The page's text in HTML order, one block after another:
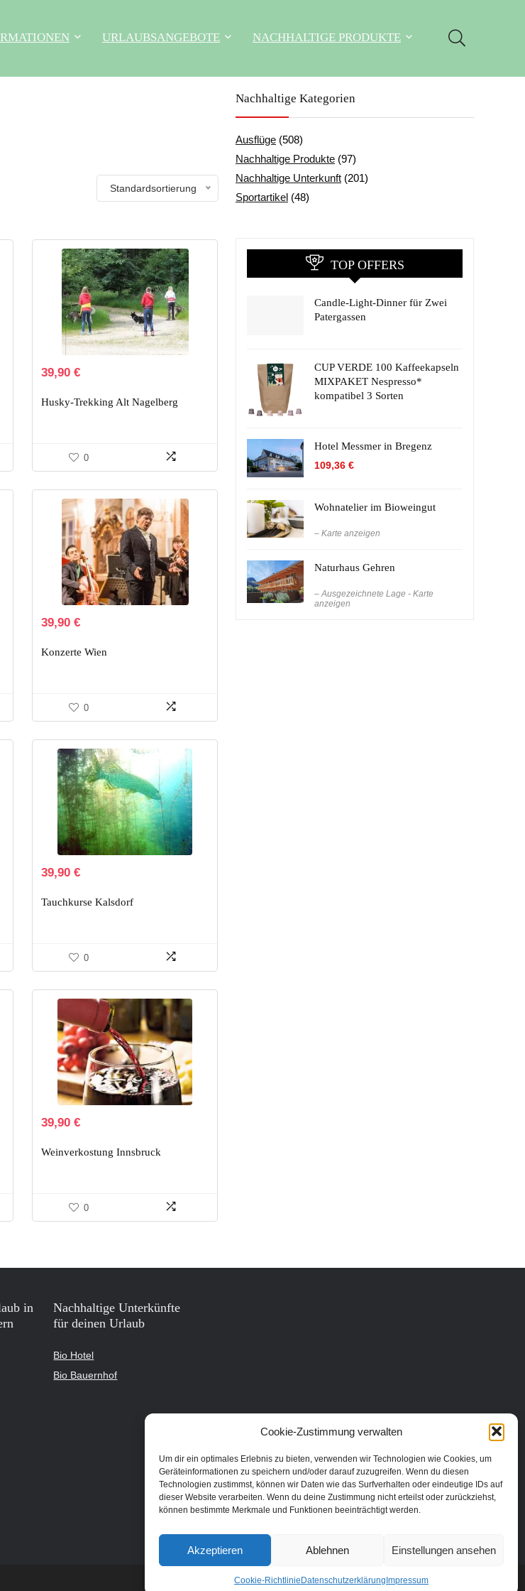
Cookie-Zustimmung verwalten
Um dir ein optimales Erlebnis zu bieten, verwenden wir Technologien wie Cookies, um
Geräteinformationen zu speichern und/oder darauf zuzugreifen. Wenn du diesen
Technologien zustimmst, können wir Daten wie das Surfverhalten oder eindeutige IDs auf
dieser Website verarbeiten. Wenn du deine Zustimmung nicht erteilst oder zurückziehst,
können bestimmte Merkmale und Funktionen beeinträchtigt werden.
Akzeptieren Ablehnen Einstellungen ansehen
Cookie-Richtlinie Datenschutzerklärung Impressum
URLAUBSANGEBOTE NACHHALTIGE PRODUKTE
Standardsortierung
39,90€
Husky-Trekking Alt Nagelberg
0
39,90€
Konzerte Wien
0
39,90€
Tauchkurse Kalsdorf
0
39,90€
Weinverkostung Innsbruck
0
Nachhaltige Kategorien
Ausflüge (508)
Nachhaltige Produkte (97)
Nachhaltige Unterkunft (201)
Sportartikel (48)
TOP OFFERS
Candle-Light-Dinner für Zwei
Patergassen
CUP VERDE 100 Kaffeekapseln
MIXPAKET Nespresso*
kompatibel 3 Sorten
Hotel Messmer in Bregenz
109,36 €
Wohnatelier im Bioweingut
– Karte anzeigen
Naturhaus Gehren
– Ausgezeichnete Lage - Karte
anzeigen
in
Nachhaltige Unterkünfte
für deinen Urlaub
Bio Hotel
Bio Bauernhof